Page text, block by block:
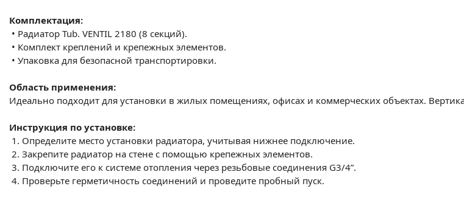
Комплектация:
• Радиатор Tub. VENTIL 2180 (8 секций).
• Комплект креплений и крепежных элементов.
• Упаковка для безопасной транспортировки.
Область применения:
Идеально подходит для установки в жилых помещениях, офисах и коммерческих объектах.
Инструкция по установке:
1. Определите место установки радиатора, учитывая нижнее подключение.
2. Закрепите радиатор на стене с помощью крепежных элементов.
3. Подключите его к системе отопления через резьбовые соединения G3/4”.
4. Проверьте герметичность соединений и проведите пробный пуск.